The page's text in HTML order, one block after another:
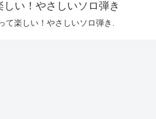
しい！やさしいソロ弾き
て楽しい！やさしいソロ弾き.